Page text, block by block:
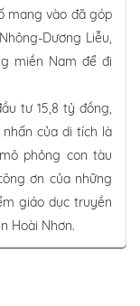
mang vào đã góp
Dương Liễu,
miền Nam để đi
tư 15,8 tỷ đồng,
của di tích là
phỏng con tàu
ơn của những
giáo dục truyền
Hoài Nhơn.